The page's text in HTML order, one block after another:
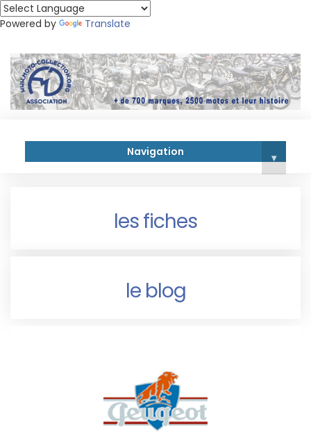
Powered by Translate
Navigation ▾
les fiches
le blog